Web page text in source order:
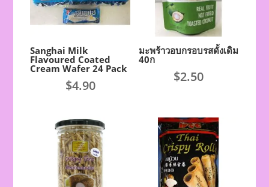
Sanghai Milk
Flavoured Coated
Cream Wafer 24 Pack
$4.90
มะพร้าวอบกรอบรสดั้งเดิม
40ก
$2.50